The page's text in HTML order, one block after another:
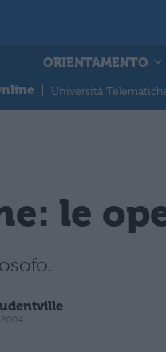
ORIENTAMENTO
Università
le